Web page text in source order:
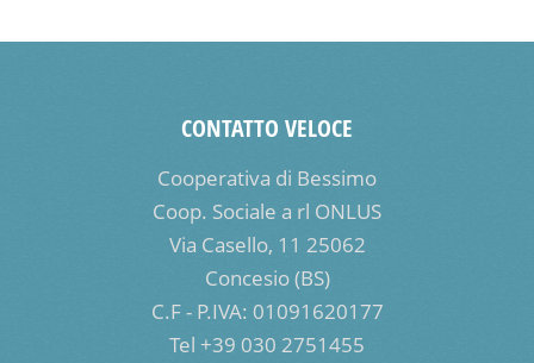
CONTATTO VELOCE
Cooperativa di Bessimo
Coop. Sociale a rl ONLUS
Via Casello, 11 25062
Concesio (BS)
C.F - P.IVA: 01091620177
Tel +39 030 2751455